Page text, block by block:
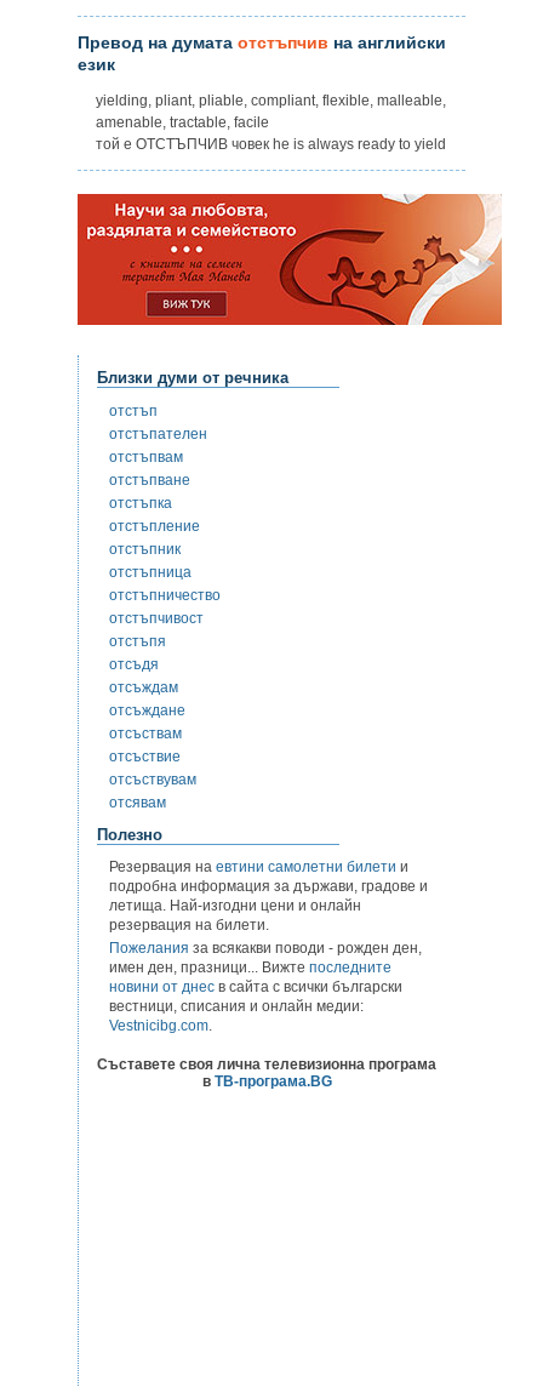
Превод на думата отстъпчив на английски
език
yielding, pliant, pliable, compliant, flexible, malleable,
amenable, tractable, facile
той е ОТСТЪПЧИВ човек he is always ready to yield
Близки думи от речника
отстъп
отстъпателен
отстъпвам
отстъпване
отстъпка
отстъпление
отстъпник
отстъпница
отстъпничество
отстъпчивост
отстъпя
отсъдя
отсъждам
отсъждане
отсъствам
отсъствие
отсъствувам
отсявам
Полезно
Резервация на евтини самолетни билети и
подробна информация за държави, градове и
летища. Най-изгодни цени и онлайн
резервация на билети.
Пожелания за всякакви поводи - рожден ден,
имен ден, празници... Вижте последните
новини от днес в сайта с всички български
вестници, списания и онлайн медии:
Vestnicibg.com.
Съставете своя лична телевизионна програма
в ТВ-програма.BG